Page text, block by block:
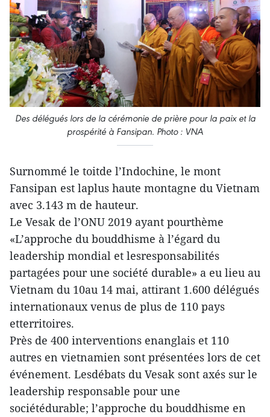
Des délégués lors de la cérémonie de prière pour la paix et la
prospérité à Fansipan. Photo : VNA
Surnommé le toitde l’Indochine, le mont
Fansipan est laplus haute montagne du Vietnam
avec 3.143 m de hauteur.
Le Vesak de l’ONU 2019 ayant pourthème
«L’approche du bouddhisme à l’égard du
leadership mondial et lesresponsabilités
partagées pour une société durable» a eu lieu au
Vietnam du 10au 14 mai, attirant 1.600 délégués
internationaux venus de plus de 110 pays
etterritoires.
Près de 400 interventions enanglais et 110
autres en vietnamien sont présentées lors de cet
événement. Lesdébats du Vesak sont axés sur le
leadership responsable pour une
sociétédurable; l’approche du bouddhisme en